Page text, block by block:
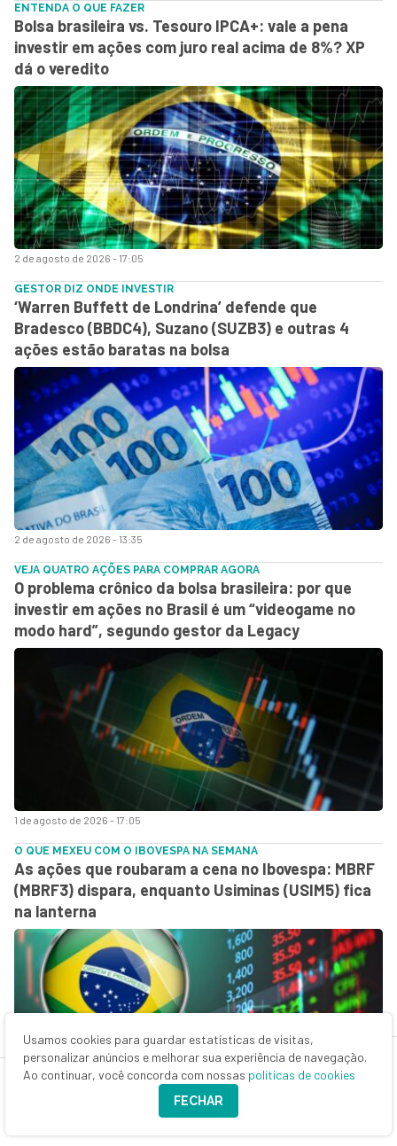
2 de agosto de 2026 - 17:05
ENTENDA O QUE FAZER
Bolsa brasileira vs. Tesouro IPCA+: vale a pena
investir em ações com juro real acima de 8%? XP
dá o veredito
2 de agosto de 2026 - 13:35
GESTOR DIZ ONDE INVESTIR
‘Warren Buffett de Londrina’ defende que
Bradesco (BBDC4), Suzano (SUZB3) e outras 4
ações estão baratas na bolsa
1 de agosto de 2026 - 17:05
VEJA QUATRO AÇÕES PARA COMPRAR AGORA
O problema crônico da bolsa brasileira: por que
investir em ações no Brasil é um “videogame no
modo hard”, segundo gestor da Legacy
O QUE MEXEU COM O IBOVESPA NA SEMANA
As ações que roubaram a cena no Ibovespa: MBRF
(MBRF3) dispara, enquanto Usiminas (USIM5) fica
na lanterna
Usamos cookies para guardar estatísticas de visitas,
personalizar anúncios e melhorar sua experiência de navegação.
Ao continuar, você concorda com nossas políticas de cookies
FECHAR